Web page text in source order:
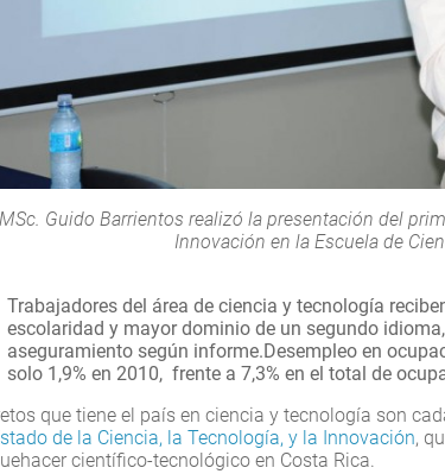
Guido Barrientos realizó la presentación del
Innovación en la Escuela de
Trabajadores del área de ciencia y tecnología
escolaridad y mayor dominio de un segundo
aseguramiento según informe.Desempleo en
solo 1,9% en 2010, frente a 7,3% en el total de
que tiene el país en ciencia y tecnología son
de la Ciencia, la Tecnología, y la Innovación,
científico-tecnológico en Costa Rica.